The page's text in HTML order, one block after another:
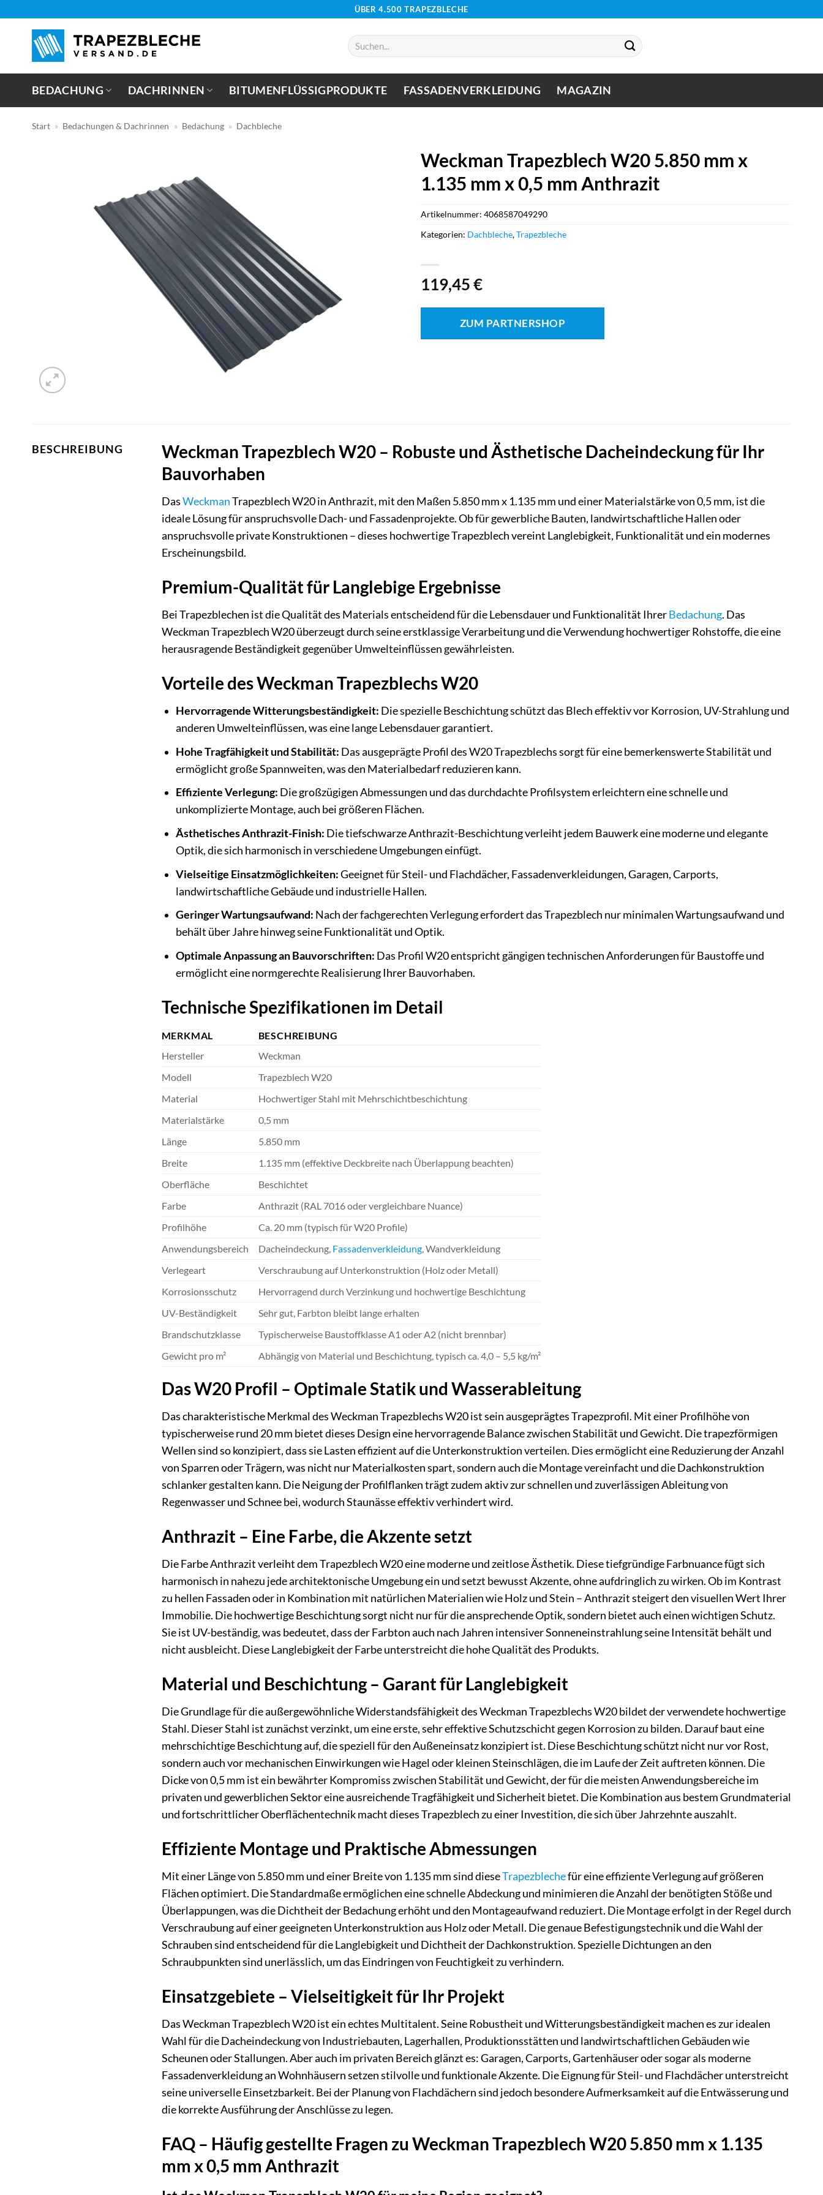
springen
ÜBER 4.500 TRAPEZBLECHE
Suchen
nach:
BEDACHUNG DACHRINNEN BITUMENFLÜSSIGPRODUKTE FASSADENVERKLEIDUNG MAGAZIN
Start » Bedachungen & Dachrinnen » Bedachung » Dachbleche
Weckman Trapezblech W20 5.850 mm x
1.135 mm x 0,5 mm Anthrazit
119,45€
ZUM PARTNERSHOP
Artikelnummer: 4068587049290
Kategorien: Dachbleche,Trapezbleche
BESCHREIBUNG
Weckman Trapezblech W20 – Robuste und Ästhetische Dacheindeckung für Ihr
Bauvorhaben
DasWeckmanTrapezblech W20 in Anthrazit, mit den Maßen 5.850 mm x 1.135 mm und einer Materialstärke von 0,5 mm, ist die
ideale Lösung für anspruchsvolle Dach- und Fassadenprojekte. Ob für gewerbliche Bauten, landwirtschaftliche Hallen oder
anspruchsvolle private Konstruktionen – dieses hochwertige Trapezblech vereint Langlebigkeit, Funktionalität und ein modernes
Erscheinungsbild.
Premium-Qualität für Langlebige Ergebnisse
Bei Trapezblechen ist die Qualität des Materials entscheidend für die Lebensdauer und Funktionalität IhrerBedachung. Das
Weckman Trapezblech W20 überzeugt durch seine erstklassige Verarbeitung und die Verwendung hochwertiger Rohstoffe, die eine
herausragende Beständigkeit gegenüber Umwelteinflüssen gewährleisten.
Vorteile des Weckman Trapezblechs W20
Hervorragende Witterungsbeständigkeit: Die spezielle Beschichtung schützt das Blech effektiv vor Korrosion, UV-Strahlung und
anderen Umwelteinflüssen, was eine lange Lebensdauer garantiert.
Hohe Tragfähigkeit und Stabilität: Das ausgeprägte Profil des W20 Trapezblechs sorgt für eine bemerkenswerte Stabilität und
ermöglicht große Spannweiten, was den Materialbedarf reduzieren kann.
Effiziente Verlegung: Die großzügigen Abmessungen und das durchdachte Profilsystem erleichtern eine schnelle und
unkomplizierte Montage, auch bei größeren Flächen.
Ästhetisches Anthrazit-Finish: Die tiefschwarze Anthrazit-Beschichtung verleiht jedem Bauwerk eine moderne und elegante
Optik, die sich harmonisch in verschiedene Umgebungen einfügt.
Vielseitige Einsatzmöglichkeiten:Geeignet für Steil- und Flachdächer, Fassadenverkleidungen, Garagen, Carports,
landwirtschaftliche Gebäude und industrielle Hallen.
Geringer Wartungsaufwand: Nach der fachgerechten Verlegung erfordert das Trapezblech nur minimalen Wartungsaufwand und
behält über Jahre hinweg seine Funktionalität und Optik.
Optimale Anpassung an Bauvorschriften: Das Profil W20 entspricht gängigen technischen Anforderungen für Baustoffe und
ermöglicht eine normgerechte Realisierung Ihrer Bauvorhaben.
Technische Spezifikationen im Detail
MERKMAL
BESCHREIBUNG
Hersteller
Weckman
Modell
Trapezblech W20
Material
Hochwertiger Stahl mit Mehrschichtbeschichtung
Materialstärke
0,5 mm
Länge
5.850 mm
Breite
1.135 mm (effektive Deckbreite nach Überlappung beachten)
Oberfläche
Beschichtet
Farbe
Anthrazit (RAL 7016 oder vergleichbare Nuance)
Profilhöhe
Ca. 20 mm (typisch für W20 Profile)
Anwendungsbereich
Dacheindeckung, Fassadenverkleidung, Wandverkleidung
Verlegeart
Verschraubung auf Unterkonstruktion (Holz oder Metall)
Korrosionsschutz
Hervorragend durch Verzinkung und hochwertige Beschichtung
UV-Beständigkeit
Sehr gut, Farbton bleibt lange erhalten
Brandschutzklasse
Typischerweise Baustoffklasse A1 oder A2 (nicht brennbar)
Gewicht pro m²
Abhängig von Material und Beschichtung, typisch ca. 4,0 – 5,5 kg/m²
Das W20 Profil – Optimale Statik und Wasserableitung
Das charakteristische Merkmal des Weckman Trapezblechs W20 ist sein ausgeprägtes Trapezprofil. Mit einer Profilhöhe von
typischerweise rund 20 mm bietet dieses Design eine hervorragende Balance zwischen Stabilität und Gewicht. Die trapezförmigen
Wellen sind so konzipiert, dass sie Lasten effizient auf die Unterkonstruktion verteilen. Dies ermöglicht eine Reduzierung der Anzahl
von Sparren oder Trägern, was nicht nur Materialkosten spart, sondern auch die Montage vereinfacht und die Dachkonstruktion
schlanker gestalten kann. Die Neigung der Profilflanken trägt zudem aktiv zur schnellen und zuverlässigen Ableitung von
Regenwasser und Schnee bei, wodurch Staunässe effektiv verhindert wird.
Anthrazit – Eine Farbe, die Akzente setzt
Die Farbe Anthrazit verleiht dem Trapezblech W20 eine moderne und zeitlose Ästhetik. Diese tiefgründige Farbnuance fügt sich
harmonisch in nahezu jede architektonische Umgebung ein und setzt bewusst Akzente, ohne aufdringlich zu wirken. Ob im Kontrast
zu hellen Fassaden oder in Kombination mit natürlichen Materialien wie Holz und Stein – Anthrazit steigert den visuellen Wert Ihrer
Immobilie. Die hochwertige Beschichtung sorgt nicht nur für die ansprechende Optik, sondern bietet auch einen wichtigen Schutz.
Sie ist UV-beständig, was bedeutet, dass der Farbton auch nach Jahren intensiver Sonneneinstrahlung seine Intensität behält und
nicht ausbleicht. Diese Langlebigkeit der Farbe unterstreicht die hohe Qualität des Produkts.
Material und Beschichtung – Garant für Langlebigkeit
Die Grundlage für die außergewöhnliche Widerstandsfähigkeit des Weckman Trapezblechs W20 bildet der verwendete hochwertige
Stahl. Dieser Stahl ist zunächst verzinkt, um eine erste, sehr effektive Schutzschicht gegen Korrosion zu bilden. Darauf baut eine
mehrschichtige Beschichtung auf, die speziell für den Außeneinsatz konzipiert ist. Diese Beschichtung schützt nicht nur vor Rost,
sondern auch vor mechanischen Einwirkungen wie Hagel oder kleinen Steinschlägen, die im Laufe der Zeit auftreten können. Die
Dicke von 0,5 mm ist ein bewährter Kompromiss zwischen Stabilität und Gewicht, der für die meisten Anwendungsbereiche im
privaten und gewerblichen Sektor eine ausreichende Tragfähigkeit und Sicherheit bietet. Die Kombination aus bestem Grundmaterial
und fortschrittlicher Oberflächentechnik macht dieses Trapezblech zu einer Investition, die sich über Jahrzehnte auszahlt.
Effiziente Montage und Praktische Abmessungen
Mit einer Länge von 5.850 mm und einer Breite von 1.135 mm sind dieseTrapezblechefür eine effiziente Verlegung auf größeren
Flächen optimiert. Die Standardmaße ermöglichen eine schnelle Abdeckung und minimieren die Anzahl der benötigten Stöße und
Überlappungen, was die Dichtheit der Bedachung erhöht und den Montageaufwand reduziert. Die Montage erfolgt in der Regel durch
Verschraubung auf einer geeigneten Unterkonstruktion aus Holz oder Metall. Die genaue Befestigungstechnik und die Wahl der
Schrauben sind entscheidend für die Langlebigkeit und Dichtheit der Dachkonstruktion. Spezielle Dichtungen an den
Schraubpunkten sind unerlässlich, um das Eindringen von Feuchtigkeit zu verhindern.
Einsatzgebiete – Vielseitigkeit für Ihr Projekt
Das Weckman Trapezblech W20 ist ein echtes Multitalent. Seine Robustheit und Witterungsbeständigkeit machen es zur idealen
Wahl für die Dacheindeckung von Industriebauten, Lagerhallen, Produktionsstätten und landwirtschaftlichen Gebäuden wie
Scheunen oder Stallungen. Aber auch im privaten Bereich glänzt es: Garagen, Carports, Gartenhäuser oder sogar als moderne
Fassadenverkleidung an Wohnhäusern setzen stilvolle und funktionale Akzente. Die Eignung für Steil- und Flachdächer unterstreicht
seine universelle Einsetzbarkeit. Bei der Planung von Flachdächern sind jedoch besondere Aufmerksamkeit auf die Entwässerung und
die korrekte Ausführung der Anschlüsse zu legen.
FAQ – Häufig gestellte Fragen zu Weckman Trapezblech W20 5.850 mm x 1.135
mm x 0,5 mm Anthrazit